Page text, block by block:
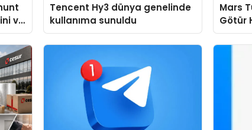
ve
Tencent Hy3 dünya genelinde
kullanıma sunuldu
Mars
Götür